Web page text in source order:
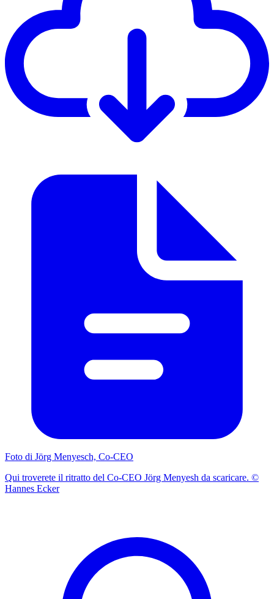
Foto di Jörg Menyesch, Co-CEO
Qui troverete il ritratto del Co-CEO Jörg Menyesh da scaricare. ©
Hannes Ecker